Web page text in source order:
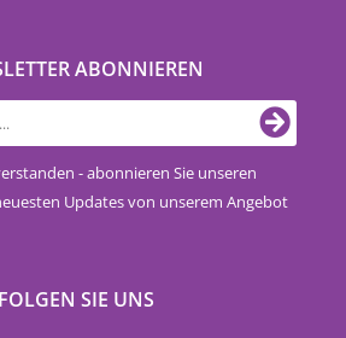
ABONNIEREN
- abonnieren Sie unseren
Updates von unserem Angebot
FOLGEN SIE UNS